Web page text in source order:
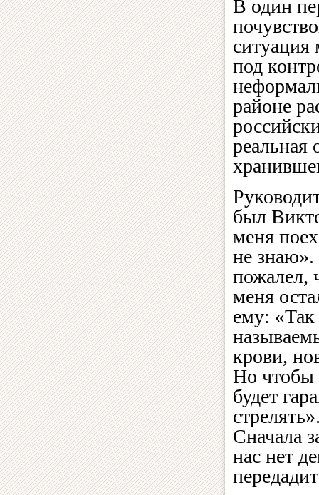
В один
под
районе
реальная
был
меня
не
пожалел,
меня
ему: «Так
крови,
Но чтобы
будет
Сначала
нас нет